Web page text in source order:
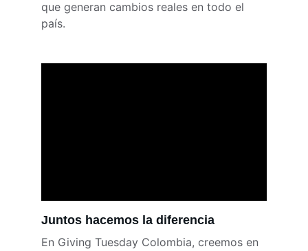
que generan cambios reales en todo el
país.
Juntos hacemos la diferencia
En Giving Tuesday Colombia, creemos en